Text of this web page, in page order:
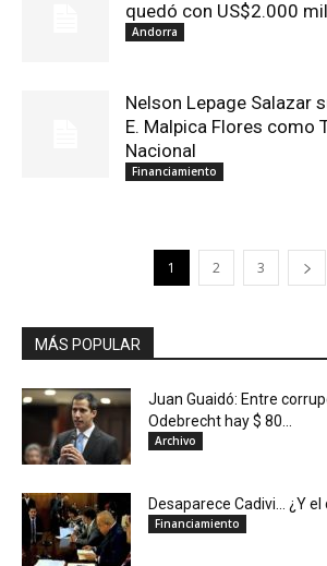
quedó con US$2.000
Andorra
Nelson Lepage Salazar
E. Malpica Flores como
Nacional
Financiamiento
1 2 3
MÁS POPULAR
Juan Guaidó: Entre
Odebrecht hay $ 80...
Archivo
Desaparece Cadivi… ¿Y el
Financiamiento